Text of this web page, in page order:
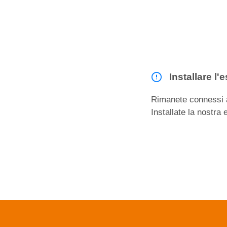
Installare
Rimanete
Installate la nostra